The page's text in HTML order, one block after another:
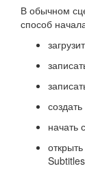
В обычном
способ
начать